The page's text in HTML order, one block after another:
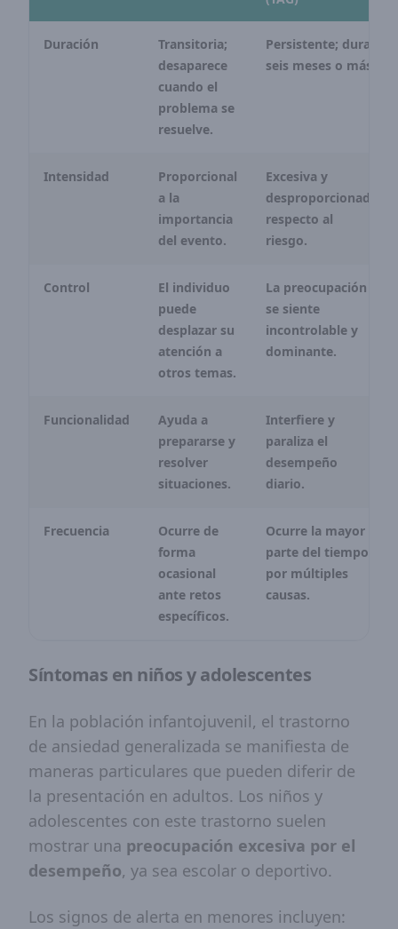
Duración
Transitoria;
desaparece
cuando el
problema se
resuelve.
Persistente; dura
seis meses o más.
Intensidad
Proporcional
a la
importancia
del evento.
Excesiva y
desproporcionada
respecto al
riesgo.
Control
El individuo
puede
desplazar su
atención a
otros temas.
La preocupación
se siente
incontrolable y
dominante.
Funcionalidad
Ayuda a
prepararse y
resolver
situaciones.
Interfiere y
paraliza el
desempeño
diario.
Frecuencia
Ocurre de
forma
ocasional
ante retos
específicos.
Ocurre la mayor
parte del tiempo
por múltiples
causas.
Síntomas en niños y adolescentes
En la población infantojuvenil, el trastorno
de ansiedad generalizada se manifiesta de
maneras particulares que pueden diferir de
la presentación en adultos. Los niños y
adolescentes con este trastorno suelen
mostrar una preocupación excesiva por el
desempeño, ya sea escolar o deportivo.
Los signos de alerta en menores incluyen: